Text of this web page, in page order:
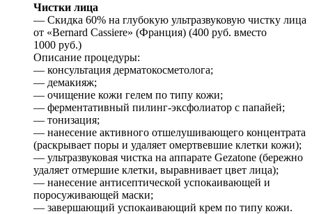
Чистки лица
— Скидка 60% на глубокую ультразвуковую чистку лица
от «Bernard Cassiere» (Франция) (400 руб. вместо
1000 руб.)
Описание процедуры:
— консультация дерматокосметолога;
— демакияж;
— очищение кожи гелем по типу кожи;
— ферментативный пилинг-эксфолиатор с папайей;
— тонизация;
— нанесение активного отшелушивающего концентрата
(раскрывает поры и удаляет омертвевшие клетки кожи);
— ультразвуковая чистка на аппарате Gezatone (бережно
удаляет отмершие клетки, выравнивает цвет лица);
— нанесение антисептической успокаивающей и
поросуживающей маски;
— завершающий успокаивающий крем по типу кожи.